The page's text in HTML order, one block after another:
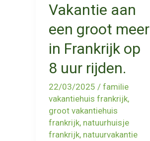
Vakantie aan
een groot meer
in Frankrijk op
8 uur rijden.
22/03/2025 / familie
vakantiehuis frankrijk,
groot vakantiehuis
frankrijk, natuurhuisje
frankrijk, natuurvakantie